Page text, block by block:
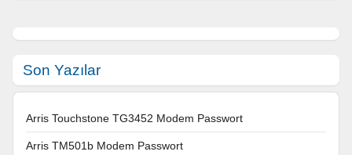
Son Yazılar
Arris Touchstone TG3452 Modem Passwort
Arris TM501b Modem Passwort